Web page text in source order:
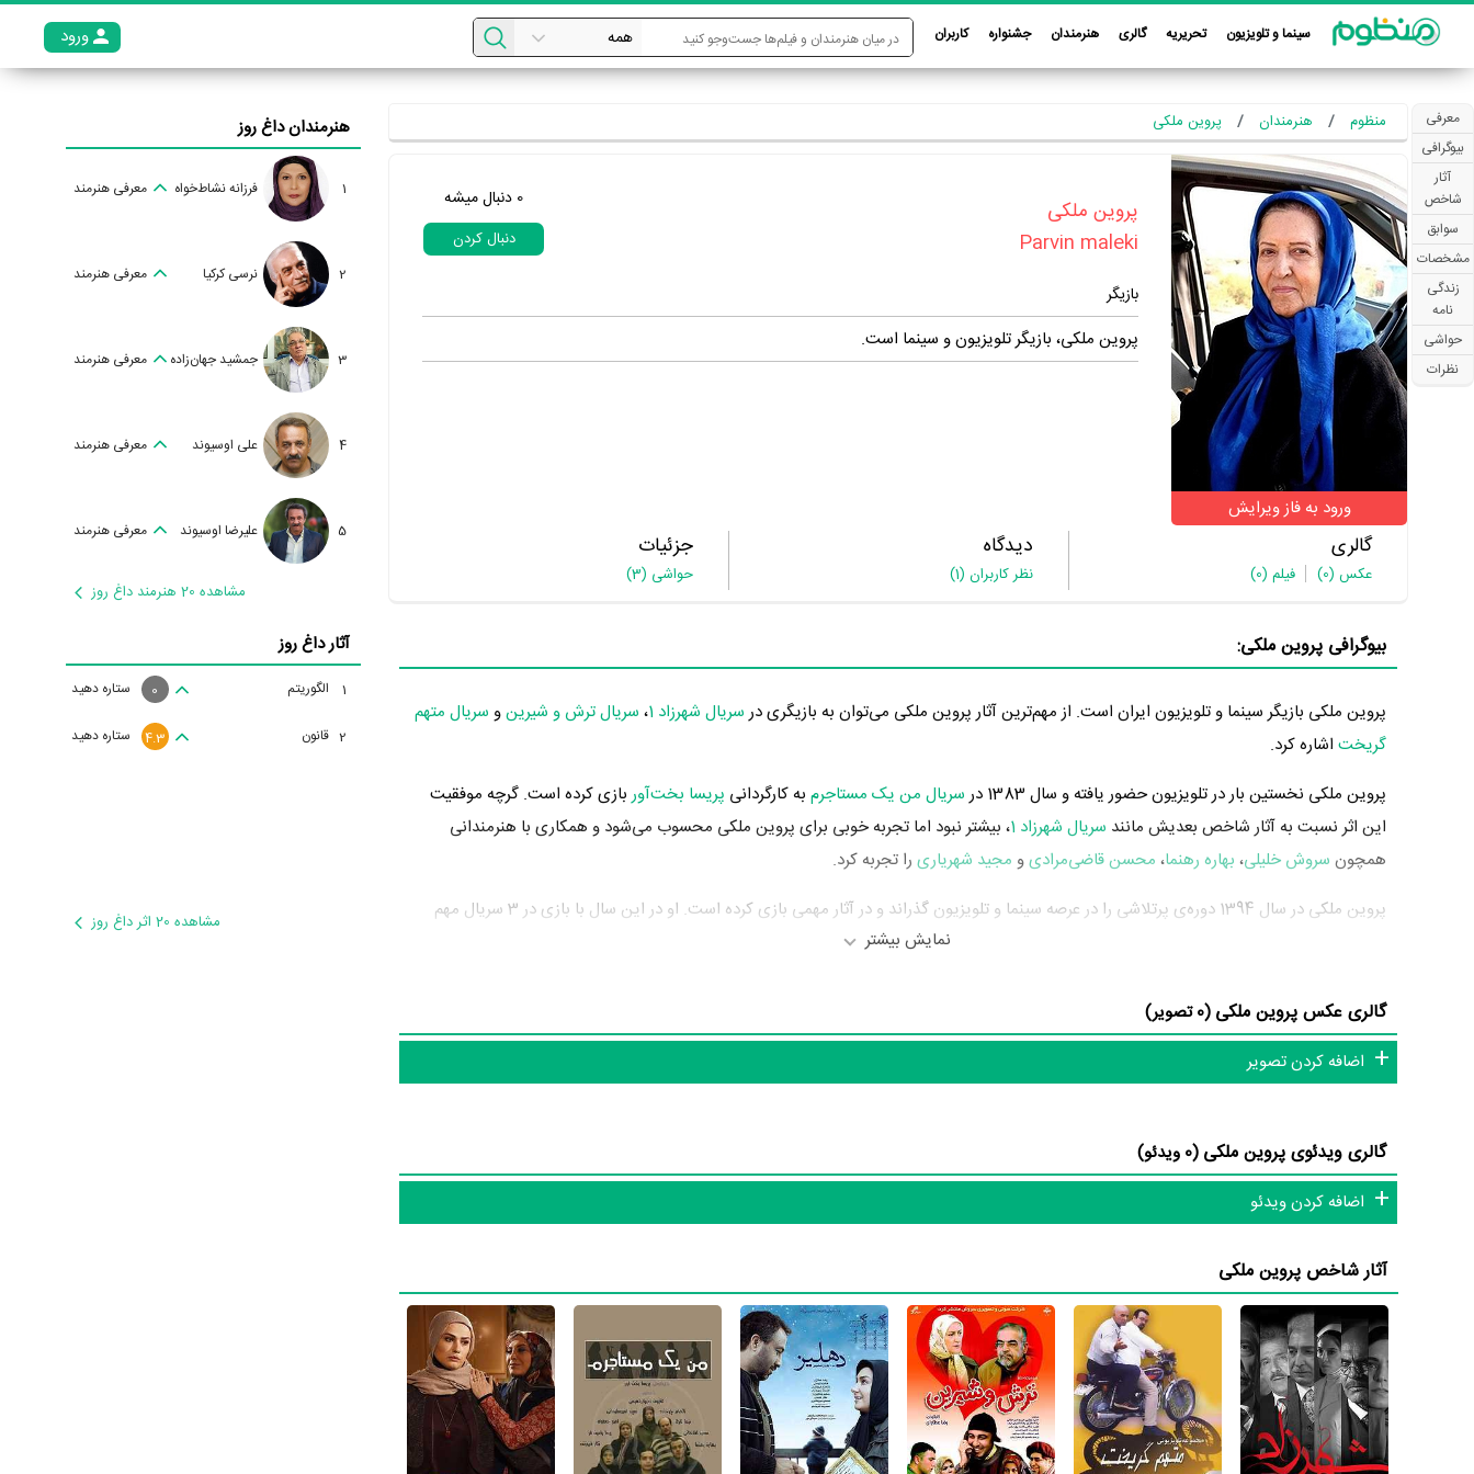
سینما و تلویزیون تحریریه گالری هنرمندان جشنواره کاربران ورود
معرفی
بیوگرافی
آثار
شاخص
سوابق
مشخصات
زندگی
نامه
حواشی
نظرات
منظوم هنرمندان پروین ملکی
ورود به فاز ویرایش
‏پروین ملکی‏
Parvin maleki
0 دنبال میشه
دنبال کردن
بازیگر
پروین ملکی، بازیگر تلویزیون و سینما است.
گالری
عکس (0) فیلم (0)
دیدگاه
نظر کاربران (1)
جزئیات
حواشی (3)
بیوگرافی پروین ملکی:
پروین ملکی بازیگر سینما و تلویزیون ایران است. از مهم‌ترین آثار پروین ملکی می‌توان به بازیگری در سریال شهرزاد 1 ، سریال ترش و شیرینو سریال متهم
گریخت اشاره کرد.
پروین ملکی نخستین بار در تلویزیون حضور یافته و سال 1383 در
سریال من یک مستاجرم به کارگردانی پریسا بخت‌آور بازی کرده است. گرچه موفقیت
این اثر نسبت به آثار شاخص بعدیش مانند سریال شهرزاد 1 ، بیشتر نبود اما تجربه خوبی برای پروین ملکی محسوب می‌شود و همکاری با هنرمندانی
همچون سروش خلیلی، بهاره رهنما، محسن قاضی‌مرادیو مجید شهریاری را تجربه کرد.
پروین ملکی در سال 1394 دوره‌ی پرتلاشی را در عرصه سینما و تلویزیون گذراند و در آثار مهمی بازی کرده است. او در این سال با بازی در 3 سریال مهم
تلویزیون خود را به مردم معرفی کرد. آثار مهم پروین ملکی در این سال، بازیگری در سریال نفس گرم
شاید یکی از مهم‌ترین بخش‌های بیوگرافی پروین ملکی بازی در
کرده است که توانست با مهارت خود، آن نقش و همچنین خودش را میان مخاطبان تلویزیون مطرح کند. او در این سریال با
است. پروین ملکی توانست با بازی درسریال شهرزاد 1 تجربه بازیگری موفقی برای خود رقم بزند و همکاری در کنار بازیگرانی نظیرعلی نصیریان،ترانه
پروین ملکی علاوه‌برسریال شهرزاد 1 ، سال 1385 در سریال ترش و شیریننیز بازی کرده است. پروین ملکی این‌بار بارضا عطارانیعنی کارگردانسریال
ترش و شیرینو هنرمندانی چون
طاهری با 4 مرتبه، محمد فرزانه با 4 مرتبه، فلور نظری با 4 مرتبه و گلاره عباسی با 4 مرتبه بیشترین همکاری را با پروین ملکی داشته‌اند.
یکی از ویژگی‌های حرفه‌ای بیوگرافی پروین ملکی آن هست که در مدت زمان بازیگری خود، هم در تلویزیون و هم در سینما بازی کرده است. پروین ملکی را
باید بیشتر بازیگر تلویزیون بدانیم چرا که 71% آثار وی تلویزیونی و 29% آثارش سینمایی است. در واقع پروین ملکی از مجموع 24 اثری که در کارنامه دارد،
در 17 اثر در تلویزیون با نام‌های
سریال ستارخان،سریال پریا،سریال نفس گرم سریال کیمیا،سریال شهرزاد 1 سریال بچه‌های نسبتاً بد،سریال تکیه بر باد،
سریال چمدان،سریال پنج کیلومتر تا بهشت،سریال سپیده،سریال راه شب، سریال ای دوست مرا‌به خاطر‌آور،سریال سایه،سریال ترش و شیرین ، سریال
شهریار،سریال متهم گریختوسریال من یک مستاجرمنام‌های و در 7 اثر در سینما با نام‌های فیلم احتمال باران اسیدی،فیلم فرار سرباز شایان ، فیلم
نمایش بیشتر
گالری عکس پروین ملکی (0 تصویر)
اضافه کردن تصویر
گالری ویدئوی پروین ملکی (0 ویدئو)
اضافه کردن ویدئو
آثار شاخص پروین ملکی
هنرمندان داغ روز
1 فرزانه نشاط‌خواه معرفی هنرمند
2 نرسی کرکیا معرفی هنرمند
3 جمشید جهان‌زاده معرفی هنرمند
4 علی اوسیوند معرفی هنرمند
5 علیرضا اوسیوند معرفی هنرمند
مشاهده 20 هنرمند داغ روز
آثار داغ روز
1 الگوریتم ستاره دهید 0
2 قانون ستاره دهید 4.3
مشاهده 20 اثر داغ روز